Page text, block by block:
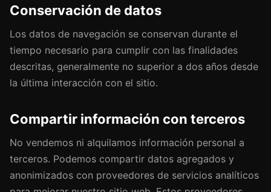
Conservación de datos
Los datos de navegación se conservan durante el
tiempo necesario para cumplir con las finalidades
descritas, generalmente no superior a dos años desde
la última interacción con el sitio.
Compartir información con terceros
No vendemos ni alquilamos información personal a
terceros. Podemos compartir datos agregados y
anonimizados con proveedores de servicios analíticos